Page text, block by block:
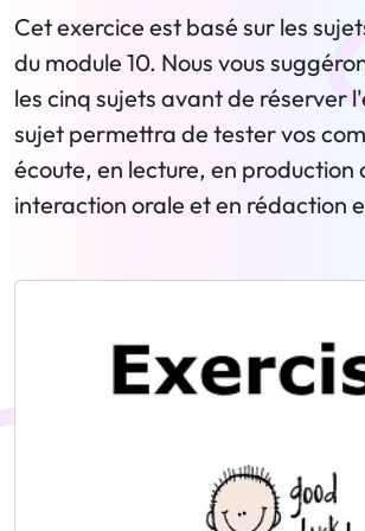
Cet exercice est basé sur les
du module 10. Nous vous
les cinq sujets avant de réserver
sujet permettra de tester vos
écoute, en lecture, en production
interaction orale et en rédaction